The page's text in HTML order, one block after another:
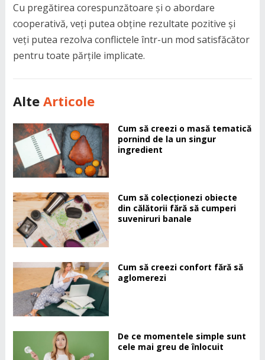
Cu pregătirea corespunzătoare și o abordare
cooperativă, veți putea obține rezultate pozitive și
veți putea rezolva conflictele într-un mod satisfăcător
pentru toate părțile implicate.
Alte Articole
Cum să creezi o masă tematică
pornind de la un singur
ingredient
Cum să colecționezi obiecte
din călătorii fără să cumperi
suveniruri banale
Cum să creezi confort fără să
aglomerezi
De ce momentele simple sunt
cele mai greu de înlocuit